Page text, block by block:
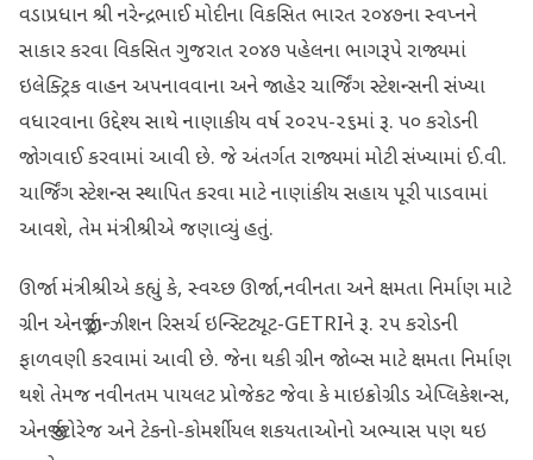
વડાપ્રધાન શ્રી નરેન્દ્રભાઈ મોદીના વિકસિત ભારત ૨૦૪૭ના સ્વપ્નને
સાકાર કરવા વિકસિત ગુજરાત ૨૦૪૭ પહેલના ભાગરૂપે રાજ્યમાં
ઇલેક્ટ્રિક વાહન અપનાવવાના અને જાહેર ચાર્જિંગ સ્ટેશન્સની સંખ્યા
વધારવાના ઉદ્દેશ્ય સાથે નાણાકીય વર્ષ ૨૦૨૫-૨૬માં રૂ. ૫૦ કરોડની
જોગવાઈ કરવામાં આવી છે. જે અંતર્ગત રાજ્યમાં મોટી સંખ્યામાં ઈ.વી.
ચાર્જિંગ સ્ટેશન્સ સ્થાપિત કરવા માટે નાણાંકીય સહાય પૂરી પાડવામાં
આવશે, તેમ મંત્રીશ્રીએ જણાવ્યું હતું.
ઊર્જા મંત્રીશ્રીએ કહ્યું કે, સ્વચ્છ ઊર્જા,નવીનતા અને ક્ષમતા નિર્માણ માટે
ગ્રીન એનર્જી ટ્રાન્ઝીશન રિસર્ચ ઇન્સ્ટિટ્યૂટ-GETRIને રૂ. ૨૫ કરોડની
ફાળવણી કરવામાં આવી છે. જેના થકી ગ્રીન જોબ્સ માટે ક્ષમતા નિર્માણ
થશે તેમજ નવીનતમ પાયલટ પ્રોજેકટ જેવા કે માઇક્રોગ્રીડ એપ્લિકેશન્સ,
એનર્જી સ્ટોરેજ અને ટેકનો-કોમર્શીયલ શકયતાઓનો અભ્યાસ પણ થઇ